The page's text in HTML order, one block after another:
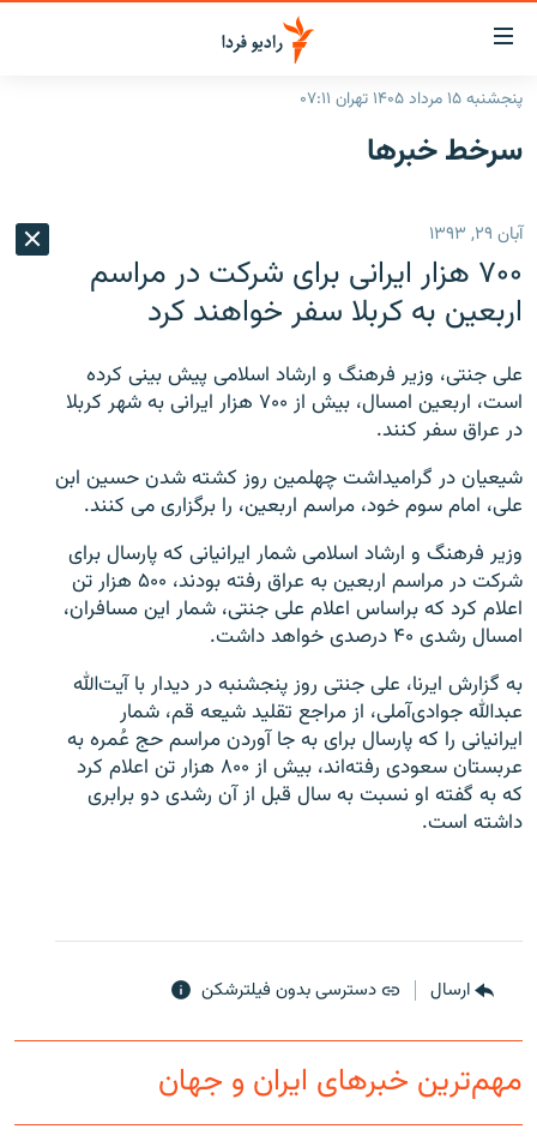
لینک‌های
قابلیت
دسترسی
بازگشت
اصلی
رفتن
صفحه
ایران
رادیو
انتخاب کنید و بشنوید
فرکانس‌ها
گزارش‌های تصویری
گزارش‌های ویدئویی
زنان فردا
English
به ما بپیوندید
زبان‌های دیگر
پنجشنبه ۱۵ مرداد ۱۴۰۵ تهران ۰۷:۱۱
سرخط‌ خبرها
آبان ۲۹, ۱۳۹۳
۷۰۰ هزار ایرانی برای شرکت در مراسم
اربعین به کربلا سفر خواهند کرد
علی جنتی، وزیر فرهنگ و ارشاد اسلامی پیش بینی کرده
است، اربعین امسال، بیش از ۷۰۰ هزار ایرانی به شهر کربلا
در عراق سفر کنند.
شیعیان در گرامیداشت چهلمین روز کشته شدن حسین ابن
علی، امام سوم خود، مراسم اربعین، را برگزاری می کنند.
وزیر فرهنگ و ارشاد اسلامی شمار ایرانیانی که پارسال برای
شرکت در مراسم اربعین به عراق رفته بودند، ۵۰۰ هزار تن
اعلام کرد که براساس اعلام علی جنتی، شمار این مسافران،
امسال رشدی ۴۰ درصدی خواهد داشت.
به گزارش ایرنا، علی جنتی روز پنجشنبه در دیدار با آیت‌الله
عبدالله جوادی‌آملی، از مراجع تقلید شیعه قم، شمار
ایرانیانی را که پارسال برای به جا آوردن مراسم حج عُمره به
عربستان سعودی رفته‌اند، بیش از ۸۰۰ هزار تن اعلام کرد
که به گفته او نسبت به سال قبل از آن رشدی دو برابری
داشته است.
ارسال دسترسی بدون فیلترشکن
مهم‌ترین خبرهای ایران و جهان